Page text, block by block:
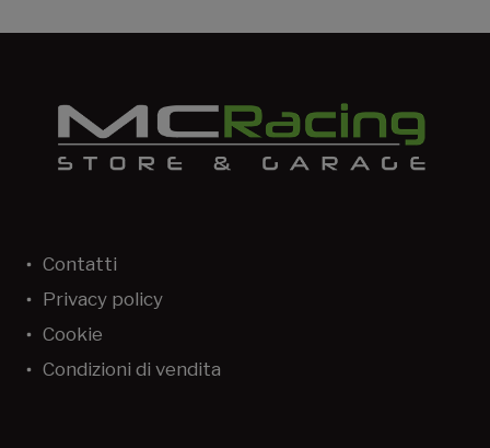
Contatti
Privacy policy
Cookie
Condizioni di vendita